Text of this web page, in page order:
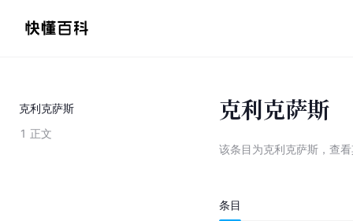
克利克萨斯
1 正文
克利克萨斯
该条目为克利克萨斯 ， 查看
条目